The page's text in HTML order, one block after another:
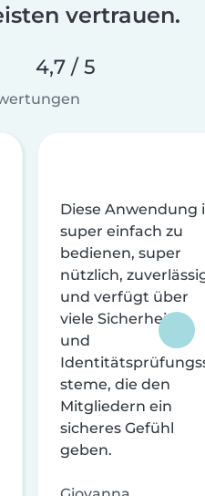
vertrauen.
4,7 / 5
Diese Anwendung
super einfach zu
bedienen, super
nützlich,
und verfügt über
viele Sicherheits-
und
steme, die den
Mitgliedern ein
sicheres Gefühl
geben.